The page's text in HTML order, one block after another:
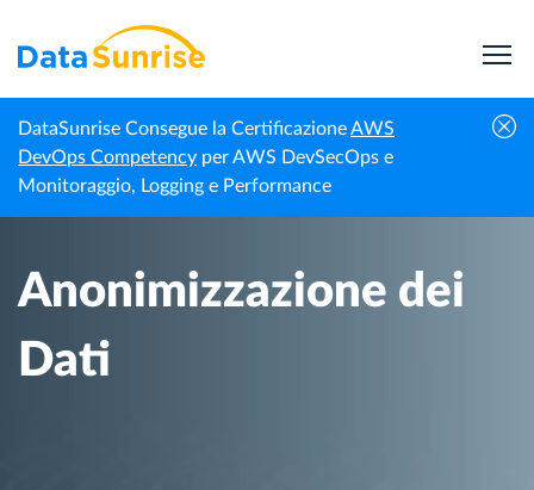
DataSunrise Consegue la CertificazioneAWS
DevOps Competency per AWS DevSecOps e
Monitoraggio, Logging e Performance
Homepage Centro di Conoscenza Anonimizzazione dei Dati
Anonimizzazione dei
Dati